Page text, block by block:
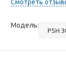
Смотреть
Модель: